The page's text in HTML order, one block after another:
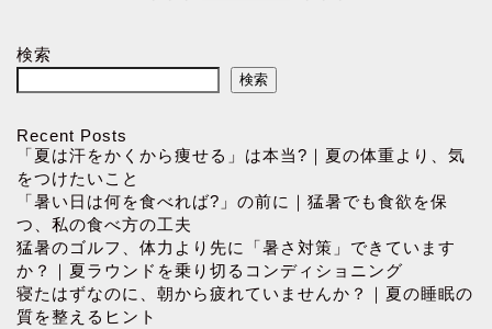
検索
検索
Recent Posts
「夏は汗をかくから痩せる」は本当?｜夏の体重より、気
をつけたいこと
「暑い日は何を食べれば?」の前に｜猛暑でも食欲を保
つ、私の食べ方の工夫
猛暑のゴルフ、体力より先に「暑さ対策」できています
か？｜夏ラウンドを乗り切るコンディショニング
寝たはずなのに、朝から疲れていませんか？｜夏の睡眠の
質を整えるヒント